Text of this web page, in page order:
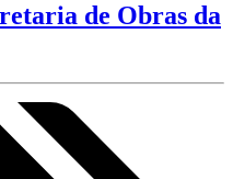
de Obras da